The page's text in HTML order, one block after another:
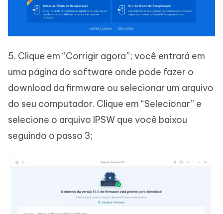
5. Clique em “Corrigir agora”; você entrará em
uma página do software onde pode fazer o
download da firmware ou selecionar um arquivo
do seu computador. Clique em “Selecionar” e
selecione o arquivo IPSW que você baixou
seguindo o passo 3;